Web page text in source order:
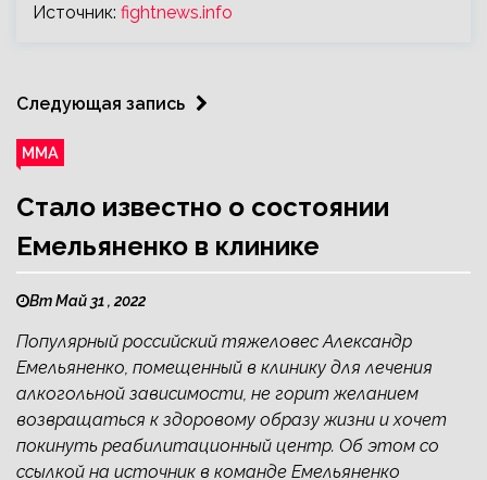
Источник: fightnews.info
Следующая запись
ММА
Стало известно о состоянии
Емельяненко в клинике
Вт Май 31 , 2022
Популярный российский тяжеловес Александр
Емельяненко, помещенный в клинику для лечения
алкогольной зависимости, не горит желанием
возвращаться к здоровому образу жизни и хочет
покинуть реабилитационный центр. Об этом со
ссылкой на источник в команде Емельяненко